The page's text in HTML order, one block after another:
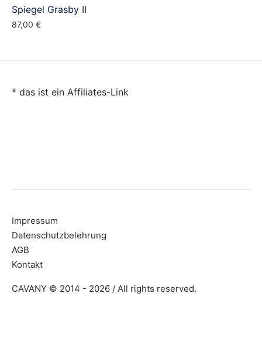
Spiegel Grasby II
87,00 €
* das ist ein Affiliates-Link
Impressum
Datenschutzbelehrung
AGB
Kontakt
CAVANY © 2014 - 2026 / All rights reserved.